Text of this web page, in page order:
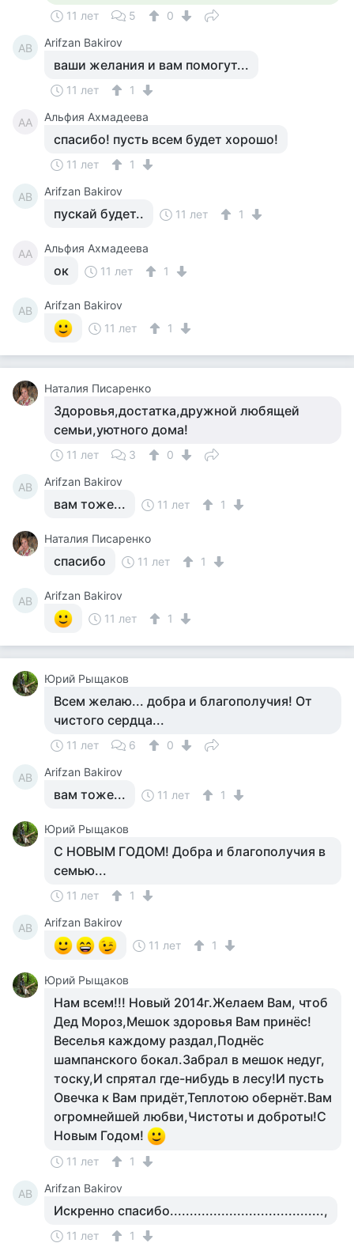
11 лет 5 0
AB Arifzan Bakirov
ваши желания и вам помогут...
11 лет 1
АА Альфия Ахмадеева
спасибо! пусть всем будет хорошо!
11 лет 1
AB Arifzan Bakirov
пускай будет.. 11 лет 1
АА Альфия Ахмадеева
ок 11 лет 1
AB
Arifzan Bakirov
11 лет
1
Наталия Писаренко
Здоровья,достатка,дружной любящей
семьи,уютного дома!
11 лет 3 0
AB Arifzan Bakirov
вам тоже... 11 лет 1
Наталия Писаренко
спасибо 11 лет 1
AB
Arifzan Bakirov
11 лет
1
Юрий Рыщаков
Всем желаю... добра и благополучия! От
чистого сердца...
11 лет 6 0
AB Arifzan Bakirov
вам тоже... 11 лет 1
Юрий Рыщаков
С НОВЫМ ГОДОМ! Добра и благополучия в
семью...
11 лет 1
AB
Arifzan Bakirov
11 лет
1
Юрий Рыщаков
Нам всем!!! Новый 2014г.Желаем Вам, чтоб
Дед Мороз,Мешок здоровья Вам принёс!
Веселья каждому раздал,Поднёс
шампанского бокал.Забрал в мешок недуг,
тоску,И спрятал где-нибудь в лесу!И пусть
Овечка к Вам придёт,Теплотою обернёт.Вам
огромнейшей любви,Чистоты и доброты!С
Новым Годом!
11 лет 1
AB Arifzan Bakirov
Искренно спасибо.......................................,
11 лет
1